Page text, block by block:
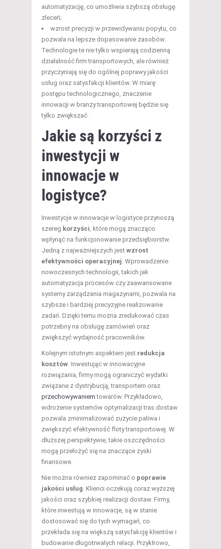
automatyzację, co umożliwia szybszą obsługę
zleceń;
wzrost precyzji w przewidywaniu popytu, co
pozwala na lepsze dopasowanie zasobów.
Technologie te nie tylko wspierają codzienną
działalność firm transportowych, ale również
przyczyniają się do ogólnej poprawy jakości
usług oraz satysfakcji klientów. W miarę
postępu technologicznego, znaczenie
innowacji w branży transportowej będzie się
tylko zwiększać.
Jakie są korzyści z
inwestycji w
innowacje w
logistyce?
Inwestycje w innowacje w logistyce przynoszą
szereg korzyści , które mogą znacząco
wpłynąć na funkcjonowanie przedsiębiorstw.
Jedną z najważniejszych jest wzrost
efektywności operacyjnej . Wprowadzenie
nowoczesnych technologii, takich jak
automatyzacja procesów czy zaawansowane
systemy zarządzania magazynami, pozwala na
szybsze i bardziej precyzyjne realizowanie
zadań. Dzięki temu można zredukować czas
potrzebny na obsługę zamówień oraz
zwiększyć wydajność pracowników.
Kolejnym istotnym aspektem jest redukcja
kosztów . Inwestując w innowacyjne
rozwiązania, firmy mogą ograniczyć wydatki
związane z dystrybucją, transportem oraz
przechowywaniem towarów. Przykładowo,
wdrożenie systemów optymalizacji tras dostaw
pozwala zminimalizować zużycie paliwa i
zwiększyć efektywność floty transportowej. W
dłuższej perspektywie, takie oszczędności
mogą przełożyć się na znaczące zyski
finansowe.
Nie można również zapominać o poprawie
jakości usług . Klienci oczekują coraz wyższej
jakości oraz szybkiej realizacji dostaw. Firmy,
które inwestują w innowacje, są w stanie
dostosować się do tych wymagań, co
przekłada się na większą satysfakcję klientów i
budowanie długotrwałych relacji. Przykłrowo,